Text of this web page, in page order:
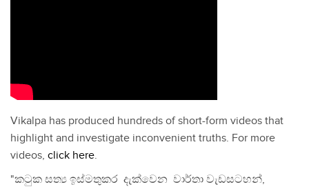
Vikalpa has produced hundreds of short-form videos that
highlight and investigate inconvenient truths. For more
videos, click here.
"කටුක සත්‍ය ඉස්මතුකර දැක්වෙන වාර්තා වැඩසටහන්,